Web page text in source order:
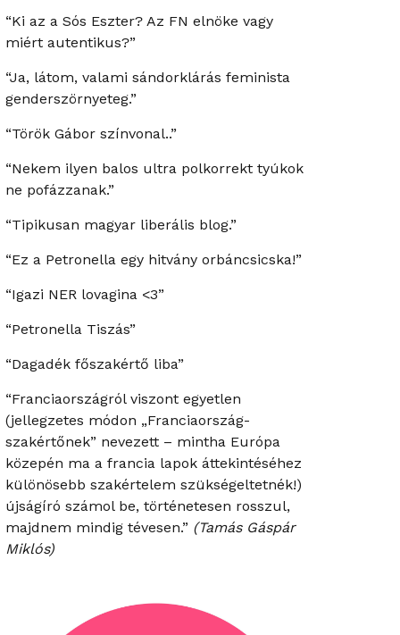
“Ki az a Sós Eszter? Az FN elnöke vagy
miért autentikus?”
“Ja, látom, valami sándorklárás feminista
genderszörnyeteg.”
“Török Gábor színvonal..”
“Nekem ilyen balos ultra polkorrekt tyúkok
ne pofázzanak.”
“Tipikusan magyar liberális blog.”
“Ez a Petronella egy hitvány orbáncsicska!”
“Igazi NER lovagina <3”
“Petronella Tiszás”
“Dagadék főszakértő liba”
“Franciaországról viszont egyetlen
(jellegzetes módon „Franciaország-
szakértőnek” nevezett – mintha Európa
közepén ma a francia lapok áttekintéséhez
különösebb szakértelem szükségeltetnék!)
újságíró számol be, történetesen rosszul,
majdnem mindig tévesen.” (Tamás Gáspár
Miklós)